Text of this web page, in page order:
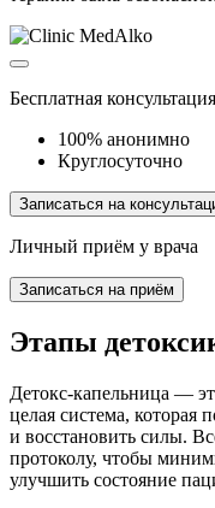
Бесплатная консультация
100% анонимно
Круглосуточно
Записаться на
Личный приём у врача
Записаться на приём
Этапы
Детокс-капельница —
целая система, которая
и восстановить силы.
протоколу, чтобы
улучшить состояние